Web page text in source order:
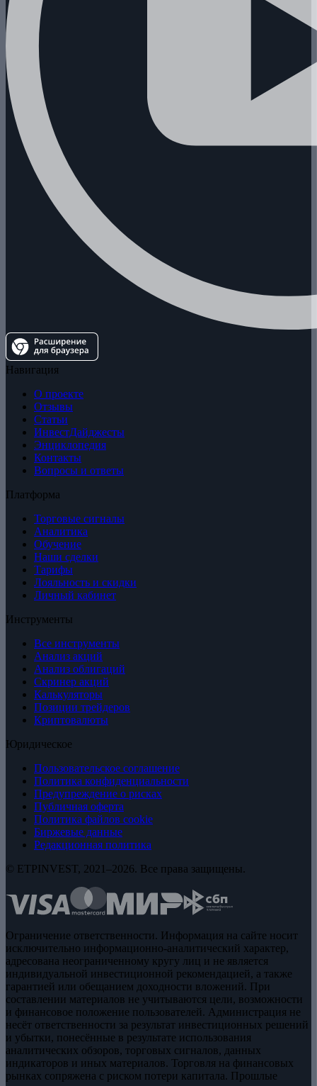
Навигация
О проекте
Отзывы
Статьи
ИнвестДайджесты
Энциклопедия
Контакты
Вопросы и ответы
Платформа
Торговые сигналы
Аналитика
Обучение
Наши сделки
Тарифы
Лояльность и скидки
Личный кабинет
Инструменты
Все инструменты
Анализ акций
Анализ облигаций
Скринер акций
Калькуляторы
Позиции трейдеров
Криптовалюты
Юридическое
Пользовательское соглашение
Политика конфиденциальности
Предупреждение о рисках
Публичная оферта
Политика файлов cookie
Биржевые данные
Редакционная политика
© ETPINVEST, 2021–2026. Все права защищены.
Ограничение ответственности. Информация на сайте носит
исключительно информационно-аналитический характер,
адресована неограниченному кругу лиц и не является
индивидуальной инвестиционной рекомендацией, а также
гарантией или обещанием доходности вложений. При
составлении материалов не учитываются цели, возможности
и финансовое положение пользователей. Администрация не
несёт ответственности за результат инвестиционных решений
и убытки, понесённые в результате использования
аналитических обзоров, торговых сигналов, данных
индикаторов и иных материалов. Торговля на финансовых
рынках сопряжена с риском потери капитала. Прошлые